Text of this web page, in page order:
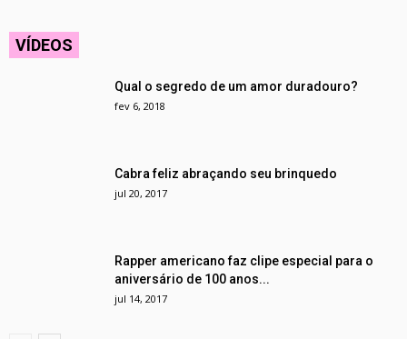
VÍDEOS
Qual o segredo de um amor duradouro?
fev 6, 2018
Cabra feliz abraçando seu brinquedo
jul 20, 2017
Rapper americano faz clipe especial para o
aniversário de 100 anos...
jul 14, 2017